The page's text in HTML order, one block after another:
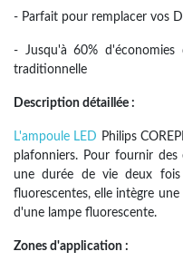
- Parfait pour remplacer vos
- Jusqu'à 60% d'économies
traditionnelle
Description détaillée :
L'ampoule LED Philips
plafonniers. Pour fournir des
une durée de vie deux
fluorescentes, elle intègre
d'une lampe fluorescente.
Zones d'application :